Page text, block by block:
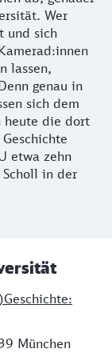
Wer
und sich
lassen,
genau in
sich dem
heute die dort
etwa zehn
in der
München